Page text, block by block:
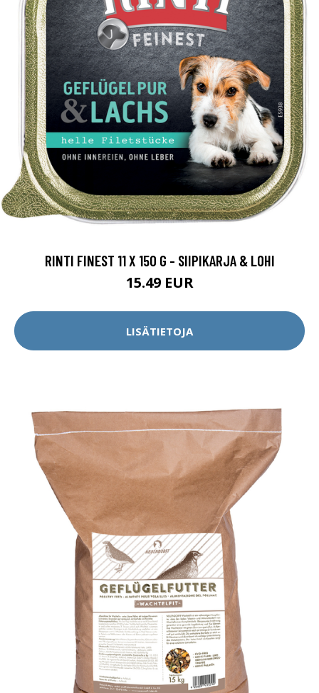
RINTI FINEST 11 X 150 G - SIIPIKARJA & LOHI
15.49 EUR
LISÄTIETOJA